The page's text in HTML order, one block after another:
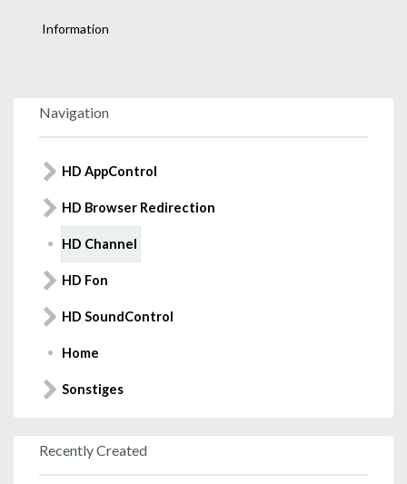
Information
Navigation
HD AppControl
HD Browser Redirection
HD Channel
HD Fon
HD SoundControl
Home
Sonstiges
Recently Created